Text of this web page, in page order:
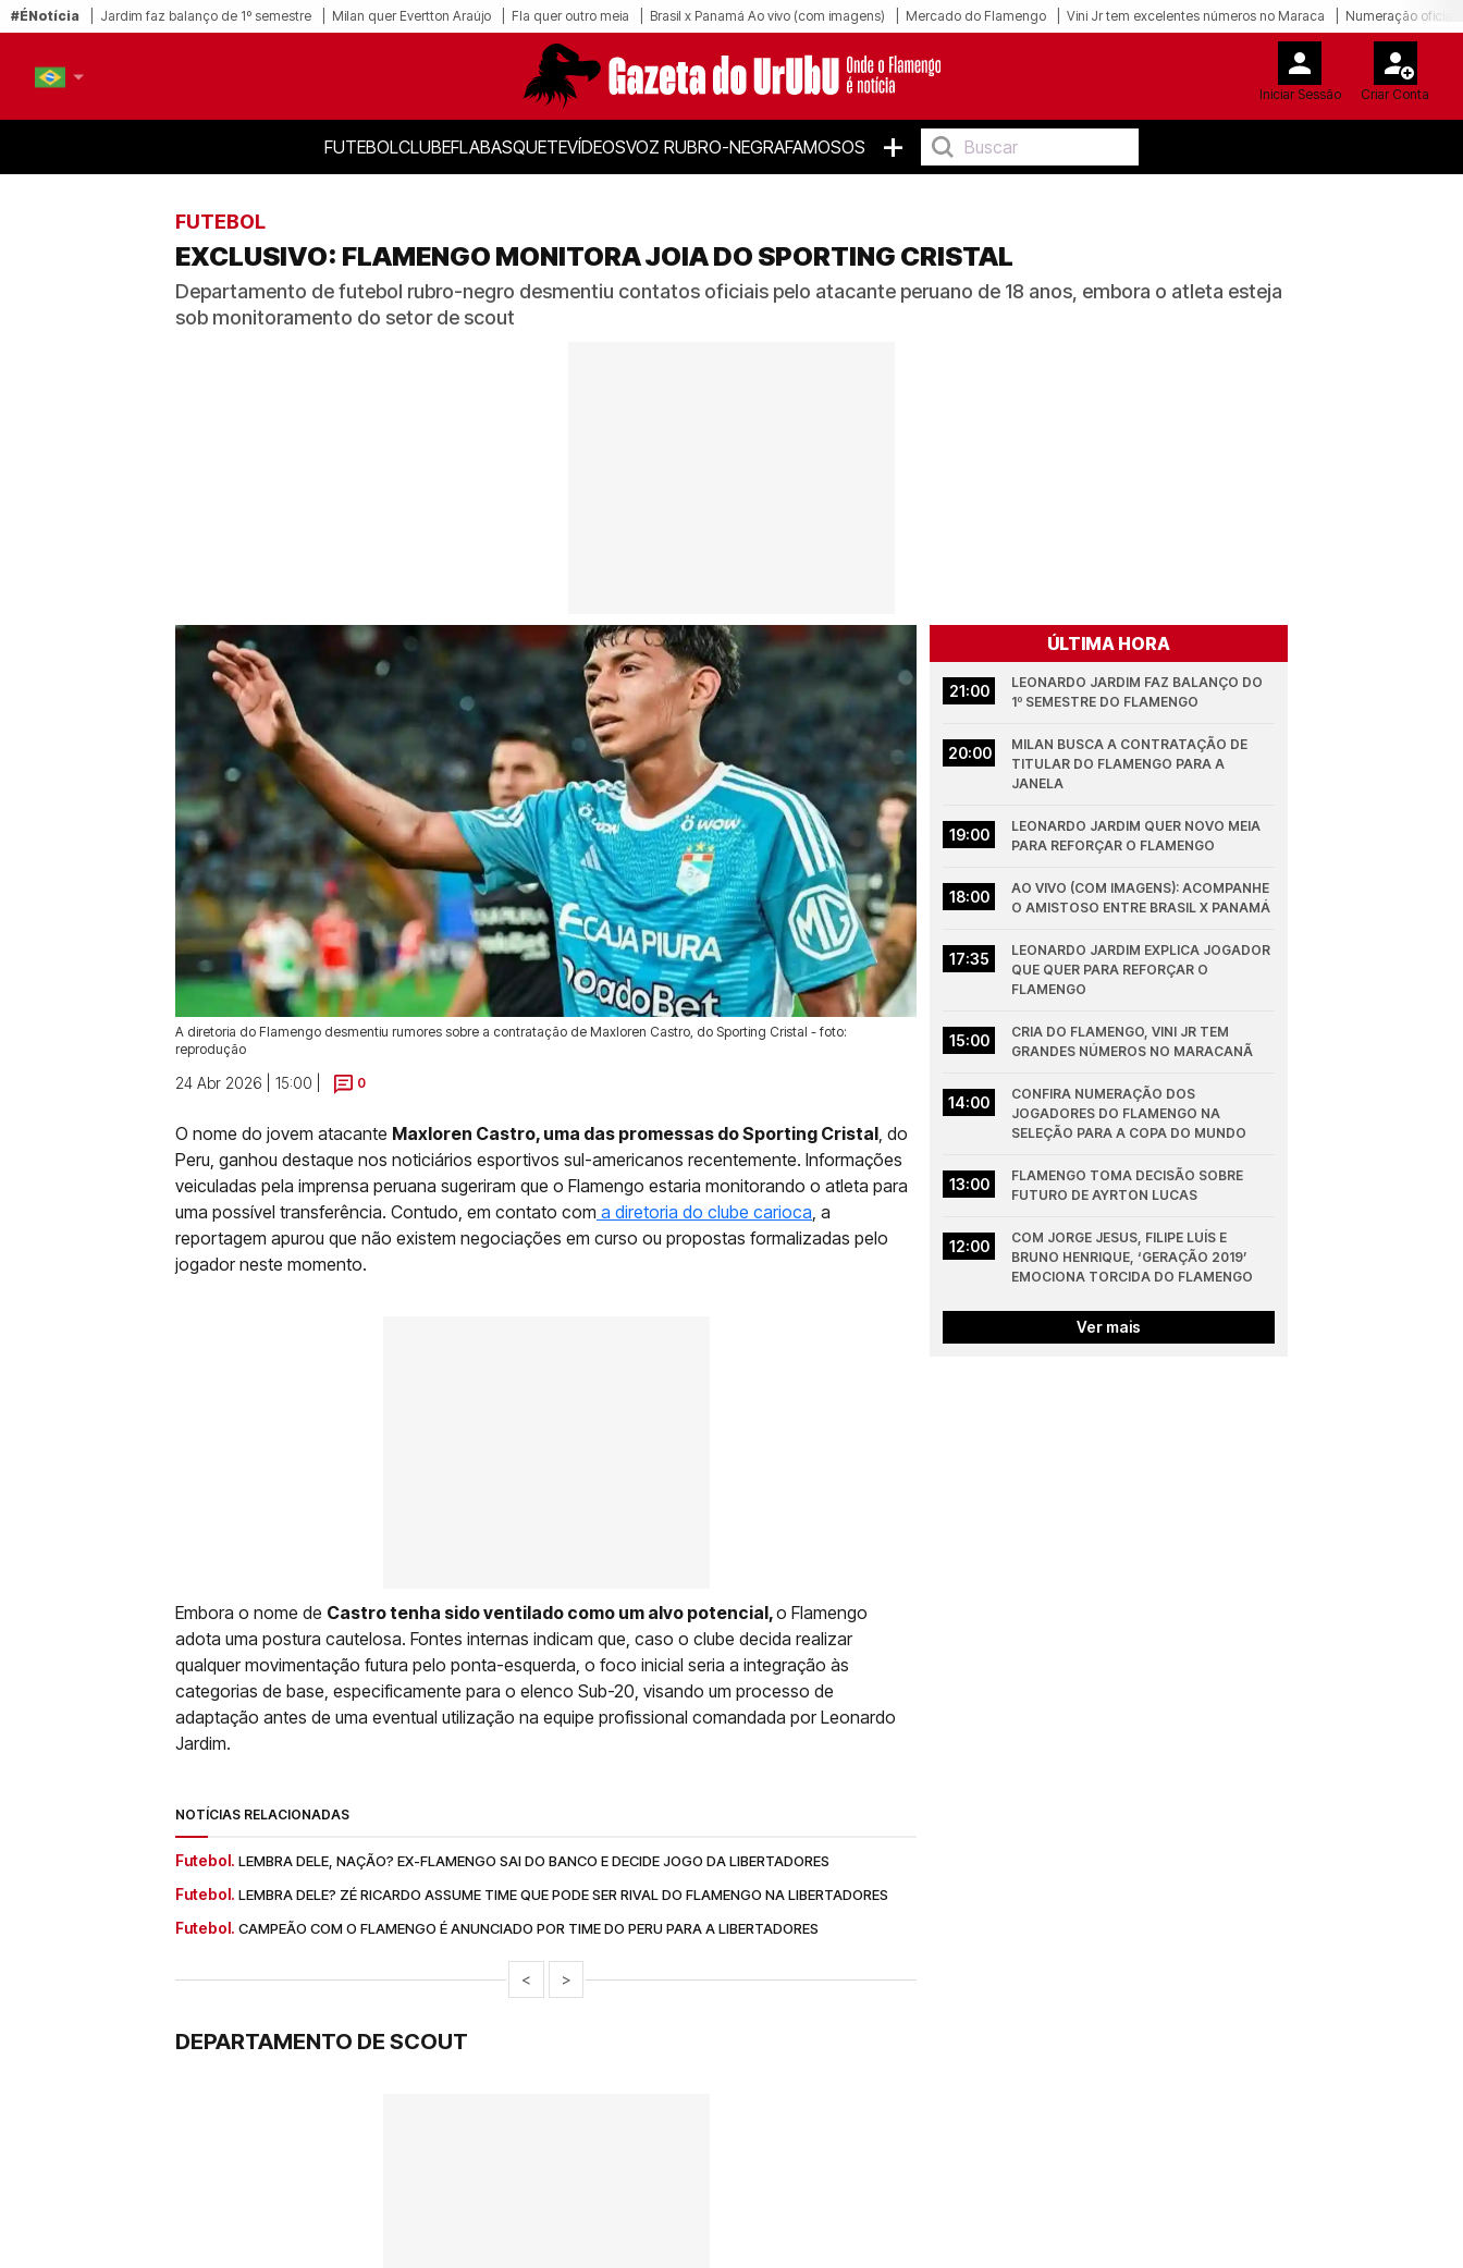
#ÉNotícia Jardim faz balanço de 1º semestre Milan quer Evertton Araújo Fla quer outro meia Brasil x Panamá Ao vivo (com imagens) Mercado do Flamengo Vini Jr tem excelentes números no Maraca Numeração oficial
Iniciar Sessão Criar Conta
FUTEBOLCLUBEFLABASQUETEVÍDEOSVOZ RUBRO-NEGRAFAMOSOS +
FUTEBOL
EXCLUSIVO: FLAMENGO MONITORA JOIA DO SPORTING CRISTAL
Departamento de futebol rubro-negro desmentiu contatos oficiais pelo atacante peruano de 18 anos, embora o atleta esteja
sob monitoramento do setor de scout
A diretoria do Flamengo desmentiu rumores sobre a contratação de Maxloren Castro, do Sporting Cristal - foto:
reprodução
24 Abr 2026 | 15:00 | 0
O nome do jovem atacante Maxloren Castro, uma das promessas do Sporting Cristal, do
Peru, ganhou destaque nos noticiários esportivos sul-americanos recentemente. Informações
veiculadas pela imprensa peruana sugeriram que o Flamengo estaria monitorando o atleta para
uma possível transferência. Contudo, em contato com a diretoria do clube carioca, a
reportagem apurou que não existem negociações em curso ou propostas formalizadas pelo
jogador neste momento.
Embora o nome de Castro tenha sido ventilado como um alvo potencial,o Flamengo
adota uma postura cautelosa. Fontes internas indicam que, caso o clube decida realizar
qualquer movimentação futura pelo ponta-esquerda, o foco inicial seria a integração às
categorias de base, especificamente para o elenco Sub-20, visando um processo de
adaptação antes de uma eventual utilização na equipe profissional comandada por Leonardo
Jardim.
NOTÍCIAS RELACIONADAS
Futebol. LEMBRA DELE, NAÇÃO? EX-FLAMENGO SAI DO BANCO E DECIDE JOGO DA LIBERTADORES
Futebol. LEMBRA DELE? ZÉ RICARDO ASSUME TIME QUE PODE SER RIVAL DO FLAMENGO NA LIBERTADORES
Futebol. CAMPEÃO COM O FLAMENGO É ANUNCIADO POR TIME DO PERU PARA A LIBERTADORES
< >
DEPARTAMENTO DE SCOUT
ÚLTIMA HORA
21:00
LEONARDO JARDIM FAZ BALANÇO DO
1º SEMESTRE DO FLAMENGO
20:00
MILAN BUSCA A CONTRATAÇÃO DE
TITULAR DO FLAMENGO PARA A
JANELA
19:00
LEONARDO JARDIM QUER NOVO MEIA
PARA REFORÇAR O FLAMENGO
18:00
AO VIVO (COM IMAGENS): ACOMPANHE
O AMISTOSO ENTRE BRASIL X PANAMÁ
17:35
LEONARDO JARDIM EXPLICA JOGADOR
QUE QUER PARA REFORÇAR O
FLAMENGO
15:00
CRIA DO FLAMENGO, VINI JR TEM
GRANDES NÚMEROS NO MARACANÃ
14:00
CONFIRA NUMERAÇÃO DOS
JOGADORES DO FLAMENGO NA
SELEÇÃO PARA A COPA DO MUNDO
13:00
FLAMENGO TOMA DECISÃO SOBRE
FUTURO DE AYRTON LUCAS
12:00
COM JORGE JESUS, FILIPE LUÍS E
BRUNO HENRIQUE, ‘GERAÇÃO 2019’
EMOCIONA TORCIDA DO FLAMENGO
Ver mais